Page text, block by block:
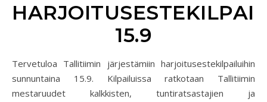
15.9
Tervetuloa Tallitiimin järjestämiin harjoitusestekilpailuihin
sunnuntaina 15.9. Kilpailuissa ratkotaan Tallitiimin
mestaruudet kalkkisten, tuntiratsastajien ja